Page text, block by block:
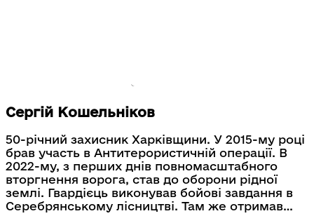
Сергій Кошельніков
50-річний захисник Харківщини. У 2015-му році
брав участь в Антитерористичній операції. В
2022-му, з перших днів повномасштабного
вторгнення ворога, став до оборони рідної
землі. Гвардієць виконував бойові завдання в
Серебрянському лісництві. Там же отримав